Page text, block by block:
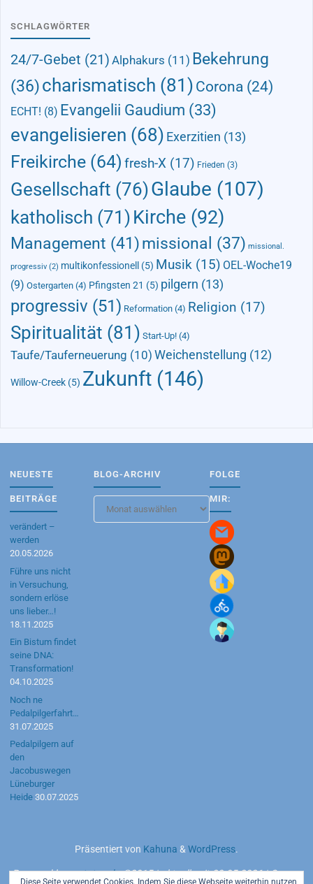
SCHLAGWÖRTER
24/7-Gebet (21) Alphakurs (11) Bekehrung
(36)charismatisch (81) Corona (24)
ECHT! (8) Evangelii Gaudium (33)
evangelisieren (68) Exerzitien (13)
Freikirche (64) fresh-X (17) Frieden (3)
Gesellschaft (76)Glaube (107)
katholisch (71) Kirche (92)
Management (41)missional (37) missional.
progressiv (2) multikonfessionell (5) Musik (15) OEL-Woche19
(9) Ostergarten (4) Pfingsten 21 (5) pilgern (13)
progressiv (51) Reformation (4) Religion (17)
Spiritualität (81) Start-Up! (4)
Taufe/Tauferneuerung (10) Weichenstellung (12)
Willow-Creek (5) Zukunft (146)
NEUESTE
BEITRÄGE
verändert –
werden
20.05.2026
Führe uns nicht
in Versuchung,
sondern erlöse
uns lieber…!
18.11.2025
Ein Bistum findet
seine DNA:
Transformation!
04.10.2025
Noch ne
Pedalpilgerfahrt…
31.07.2025
Pedalpilgern auf
den
Jacobuswegen
Lüneburger
Heide 30.07.2025
BLOG-ARCHIV
Archiv
FOLGE
MIR:
Präsentiert von Kahuna &WordPress.
Powered bymotetus.de©2015 | aktuell seit 20.05.2026 | Server:
Diese Seite verwendet Cookies. Indem Sie diese Webseite weiterhin nutzen,